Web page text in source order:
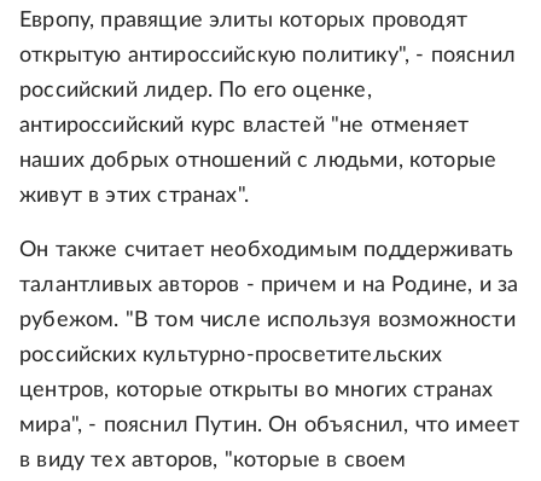
Европу, правящие элиты которых проводят
открытую антироссийскую политику", - пояснил
российский лидер. По его оценке,
антироссийский курс властей "не отменяет
наших добрых отношений с людьми, которые
живут в этих странах".
Он также считает необходимым поддерживать
талантливых авторов - причем и на Родине, и за
рубежом. "В том числе используя возможности
российских культурно-просветительских
центров, которые открыты во многих странах
мира", - пояснил Путин. Он объяснил, что имеет
в виду тех авторов, "которые в своем